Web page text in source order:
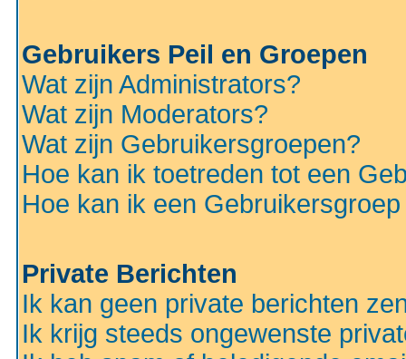
Gebruikers Peil en Groepen
Wat zijn Administrators?
Wat zijn Moderators?
Wat zijn Gebruikersgroepen?
Hoe kan ik toetreden tot een
Hoe kan ik een
Private Berichten
Ik kan geen private berichten
Ik krijg steeds ongewenste